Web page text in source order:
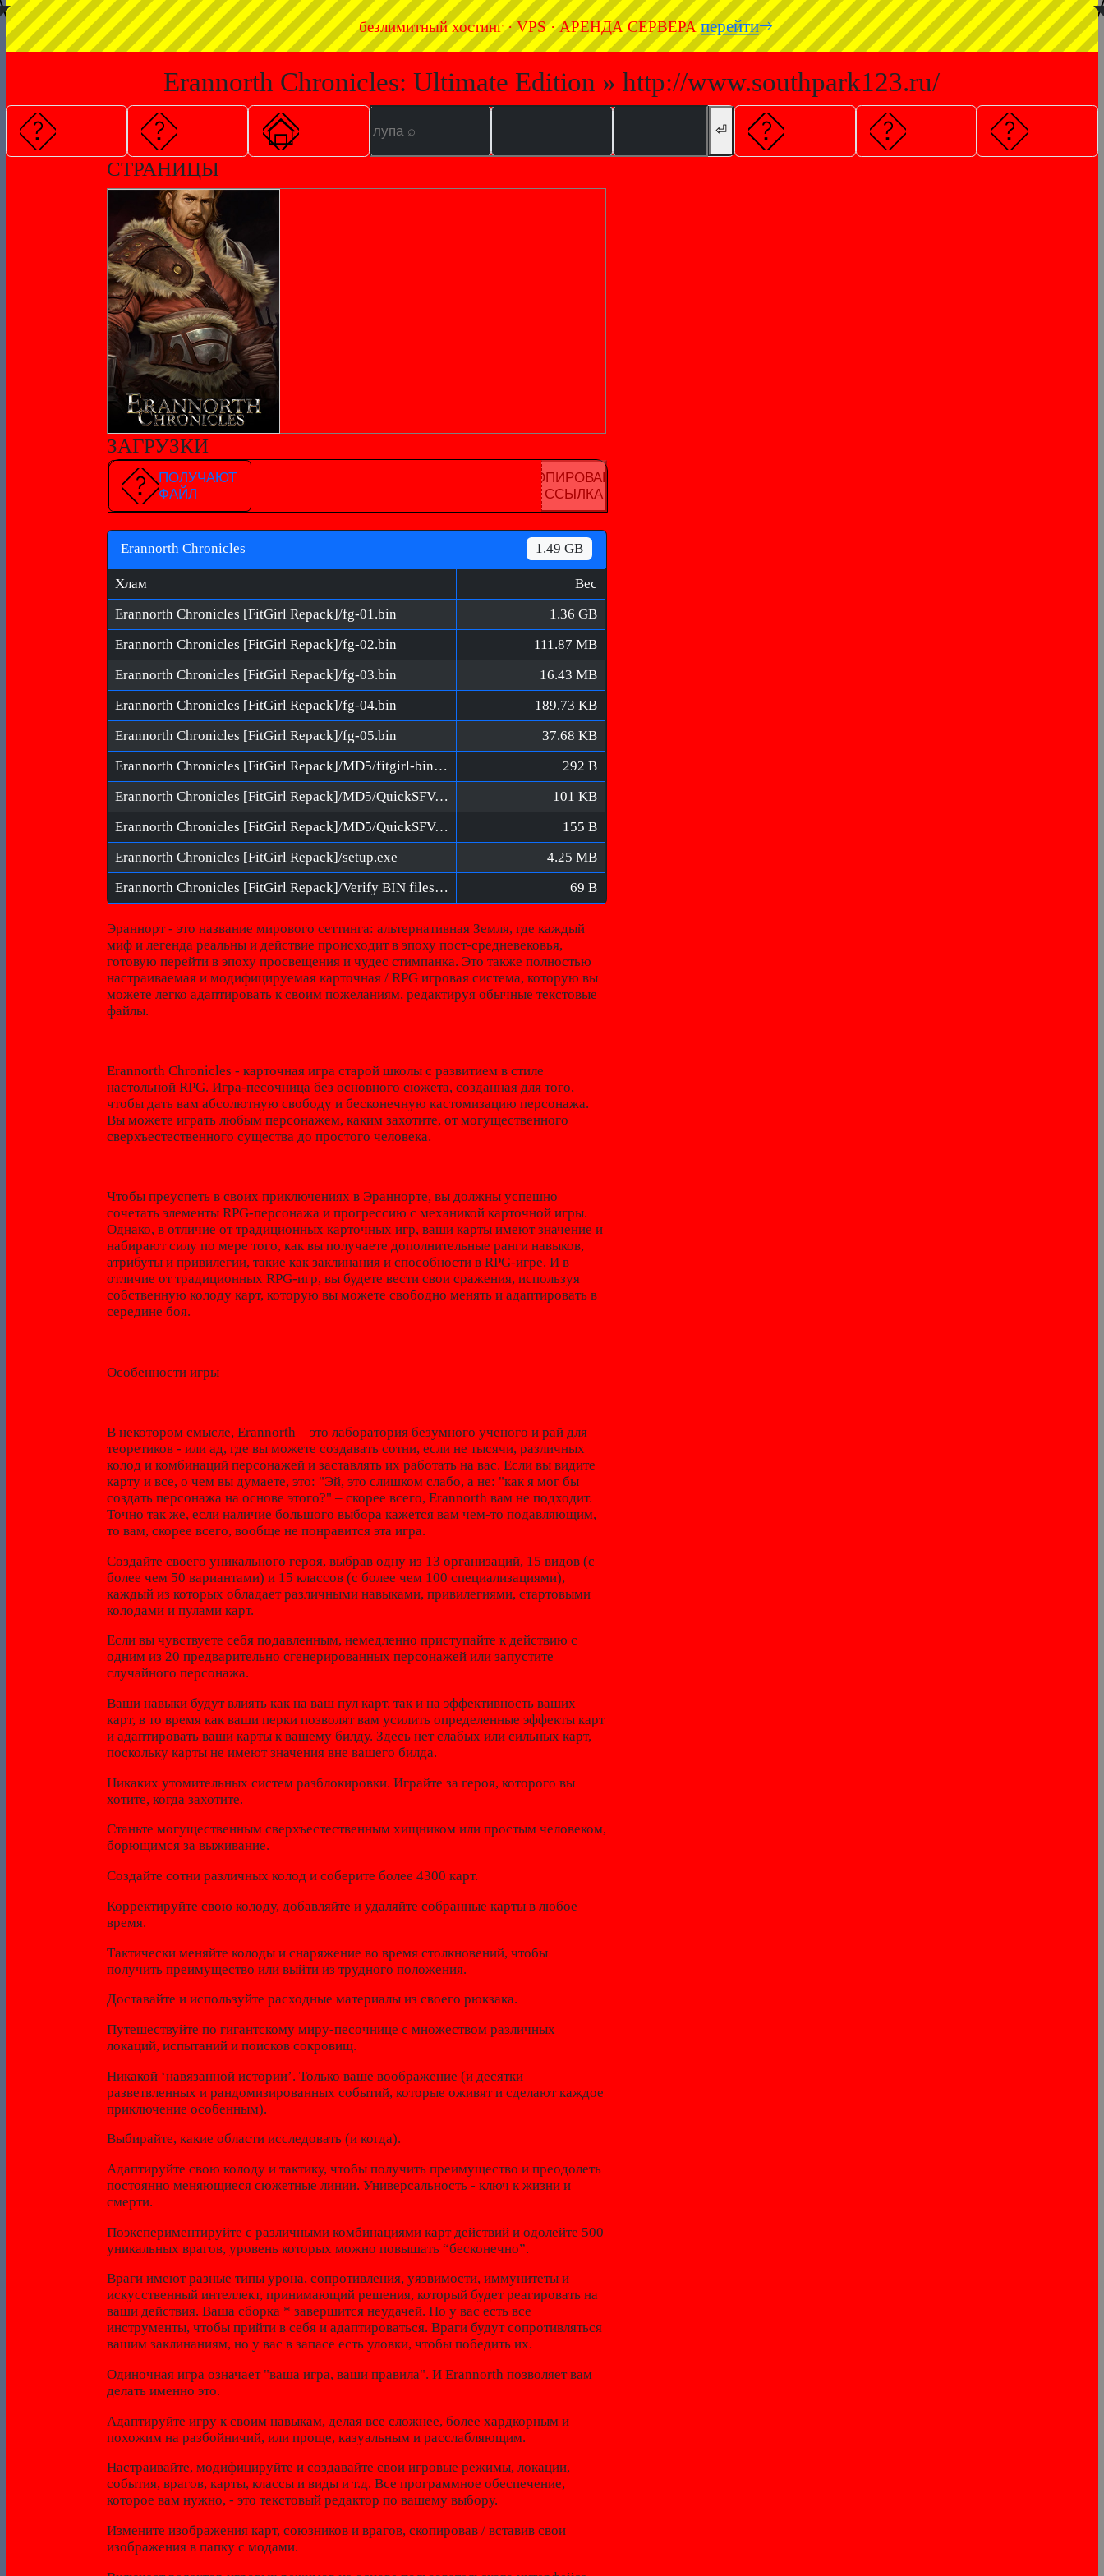
безлимитный хостинг · VPS · АРЕНДА СЕРВЕРАперейти
Erannorth Chronicles: Ultimate Edition » http://www.southpark123.ru/
◤ ◥
⏎
СТРАНИЦЫ
ЗАГРУЗКИ
ПОЛУЧАЮТ
ФАЙЛ
КОПИРОВАНА
ССЫЛКА
Erannorth Chronicles 1.49 GB
Хлам
Вес
Erannorth Chronicles [FitGirl Repack]/fg-01.bin
1.36 GB
Erannorth Chronicles [FitGirl Repack]/fg-02.bin
111.87 MB
Erannorth Chronicles [FitGirl Repack]/fg-03.bin
16.43 MB
Erannorth Chronicles [FitGirl Repack]/fg-04.bin
189.73 KB
Erannorth Chronicles [FitGirl Repack]/fg-05.bin
37.68 KB
Erannorth Chronicles [FitGirl Repack]/MD5/fitgirl-bins.md5
292 B
Erannorth Chronicles [FitGirl Repack]/MD5/QuickSFV.EXE
101 KB
Erannorth Chronicles [FitGirl Repack]/MD5/QuickSFV.ini
155 B
Erannorth Chronicles [FitGirl Repack]/setup.exe
4.25 MB
Erannorth Chronicles [FitGirl Repack]/Verify BIN files before installation.bat
69 B
Эраннорт - это название мирового сеттинга: альтернативная Земля, где каждый
миф и легенда реальны и действие происходит в эпоху пост-средневековья,
готовую перейти в эпоху просвещения и чудес стимпанка. Это также полностью
настраиваемая и модифицируемая карточная / RPG игровая система, которую вы
можете легко адаптировать к своим пожеланиям, редактируя обычные текстовые
файлы.
Erannorth Chronicles - карточная игра старой школы с развитием в стиле
настольной RPG. Игра-песочница без основного сюжета, созданная для того,
чтобы дать вам абсолютную свободу и бесконечную кастомизацию персонажа.
Вы можете играть любым персонажем, каким захотите, от могущественного
сверхъестественного существа до простого человека.
Чтобы преуспеть в своих приключениях в Эраннорте, вы должны успешно
сочетать элементы RPG-персонажа и прогрессию с механикой карточной игры.
Однако, в отличие от традиционных карточных игр, ваши карты имеют значение и
набирают силу по мере того, как вы получаете дополнительные ранги навыков,
атрибуты и привилегии, такие как заклинания и способности в RPG-игре. И в
отличие от традиционных RPG-игр, вы будете вести свои сражения, используя
собственную колоду карт, которую вы можете свободно менять и адаптировать в
середине боя.
Особенности игры
В некотором смысле, Erannorth – это лаборатория безумного ученого и рай для
теоретиков - или ад, где вы можете создавать сотни, если не тысячи, различных
колод и комбинаций персонажей и заставлять их работать на вас. Если вы видите
карту и все, о чем вы думаете, это: "Эй, это слишком слабо, а не: "как я мог бы
создать персонажа на основе этого?" – скорее всего, Erannorth вам не подходит.
Точно так же, если наличие большого выбора кажется вам чем-то подавляющим,
то вам, скорее всего, вообще не понравится эта игра.
Создайте своего уникального героя, выбрав одну из 13 организаций, 15 видов (с
более чем 50 вариантами) и 15 классов (с более чем 100 специализациями),
каждый из которых обладает различными навыками, привилегиями, стартовыми
колодами и пулами карт.
Если вы чувствуете себя подавленным, немедленно приступайте к действию с
одним из 20 предварительно сгенерированных персонажей или запустите
случайного персонажа.
Ваши навыки будут влиять как на ваш пул карт, так и на эффективность ваших
карт, в то время как ваши перки позволят вам усилить определенные эффекты карт
и адаптировать ваши карты к вашему билду. Здесь нет слабых или сильных карт,
поскольку карты не имеют значения вне вашего билда.
Никаких утомительных систем разблокировки. Играйте за героя, которого вы
хотите, когда захотите.
Станьте могущественным сверхъестественным хищником или простым человеком,
борющимся за выживание.
Создайте сотни различных колод и соберите более 4300 карт.
Корректируйте свою колоду, добавляйте и удаляйте собранные карты в любое
время.
Тактически меняйте колоды и снаряжение во время столкновений, чтобы
получить преимущество или выйти из трудного положения.
Доставайте и используйте расходные материалы из своего рюкзака.
Путешествуйте по гигантскому миру-песочнице с множеством различных
локаций, испытаний и поисков сокровищ.
Никакой ‘навязанной истории’. Только ваше воображение (и десятки
разветвленных и рандомизированных событий, которые оживят и сделают каждое
приключение особенным).
Выбирайте, какие области исследовать (и когда).
Адаптируйте свою колоду и тактику, чтобы получить преимущество и преодолеть
постоянно меняющиеся сюжетные линии. Универсальность - ключ к жизни и
смерти.
Поэкспериментируйте с различными комбинациями карт действий и одолейте 500
уникальных врагов, уровень которых можно повышать “бесконечно”.
Враги имеют разные типы урона, сопротивления, уязвимости, иммунитеты и
искусственный интеллект, принимающий решения, который будет реагировать на
ваши действия. Ваша сборка * завершится неудачей. Но у вас есть все
инструменты, чтобы прийти в себя и адаптироваться. Враги будут сопротивляться
вашим заклинаниям, но у вас в запасе есть уловки, чтобы победить их.
Одиночная игра означает "ваша игра, ваши правила". И Erannorth позволяет вам
делать именно это.
Адаптируйте игру к своим навыкам, делая все сложнее, более хардкорным и
похожим на разбойничий, или проще, казуальным и расслабляющим.
Настраивайте, модифицируйте и создавайте свои игровые режимы, локации,
события, врагов, карты, классы и виды и т.д. Все программное обеспечение,
которое вам нужно, - это текстовый редактор по вашему выбору.
Измените изображения карт, союзников и врагов, скопировав / вставив свои
изображения в папку с модами.